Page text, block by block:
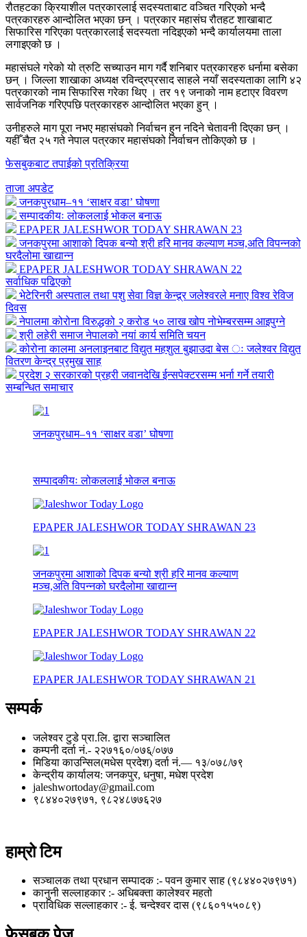
रौतहटका क्रियाशील पत्रकारलाई सदस्यताबाट वञ्चित गरिएको भन्दै
पत्रकारहरु आन्दोलित भएका छन् । पत्रकार महासंघ रौतहट शाखाबाट
सिफारिस गरिएका पत्रकारलाई सदस्यता नदिइएको भन्दै कार्यालयमा ताला
लगाइएको छ ।
महासंघले गरेको यो त्रुटि सच्याउन माग गर्दै शनिबार पत्रकारहरु धर्नामा बसेका
छन् । जिल्ला शाखाका अध्यक्ष रविन्द्रप्रसाद साहले नयाँ सदस्यताका लागि ४२
पत्रकारको नाम सिफारिस गरेका थिए । तर १९ जनाको नाम हटाएर विवरण
सार्वजनिक गरिएपछि पत्रकारहरु आन्दोलित भएका हुन् ।
उनीहरुले माग पूरा नभए महासंघको निर्वाचन हुन नदिने चेतावनी दिएका छन् ।
यहीँ चैत २५ गते नेपाल पत्रकार महासंघको निर्वाचन तोकिएको छ ।
फेसबुकबाट तपाईको प्रतिक्रिया
ताजा अपडेट
जनकपुरधाम–११ ‘साक्षर वडा’ घोषणा
सम्पादकीयः लोकललाई भोकल बनाऊ
EPAPER JALESHWOR TODAY SHRAWAN 23
जनकपुरमा आशाको दिपक बन्यो श्री हरि मानव कल्याण मञ्च,अति विपन्नको
घरदैलोमा खाद्यान्न
EPAPER JALESHWOR TODAY SHRAWAN 22
सर्वाधिक पढिएको
भेटेरिनरी अस्पताल तथा पशु सेवा विज्ञ केन्द्र्र जलेश्वरले मनाए विश्व रेविज
दिवस
नेपालमा कोरोना विरुद्धको २ करोड ५० लाख खोप नोभेम्बरसम्म आइपुग्ने
श्री लहेरी समाज नेपालको नयां कार्य समिति चयन
कोरोना कालमा अनलाइनबाट विद्युत महशुल बुझाउदा बेस ः जलेश्वर विद्युत
वितरण केन्द्र प्रमुख साह
प्रदेश २ सरकारको प्रहरी जवानदेखि ईन्सपेक्टरसम्म भर्ना गर्ने तयारी
सम्बन्धित समाचार
जनकपुरधाम–११ ‘साक्षर वडा’ घोषणा
सम्पादकीयः लोकललाई भोकल बनाऊ
EPAPER JALESHWOR TODAY SHRAWAN 23
जनकपुरमा आशाको दिपक बन्यो श्री हरि मानव कल्याण
मञ्च,अति विपन्नको घरदैलोमा खाद्यान्न
EPAPER JALESHWOR TODAY SHRAWAN 22
EPAPER JALESHWOR TODAY SHRAWAN 21
सम्पर्क
जलेश्वर टुडे प्रा.लि. द्वारा सञ्चालित
कम्पनी दर्ता नं.- २२७१६०/०७६्/०७७
मिडिया काउन्सिल(मधेस प्रदेश) दर्ता नं.— १३/०७८/७९
केन्द्रीय कार्यालय: जनकपुर, धनुषा, मधेश प्रदेश
jaleshwortoday@gmail.com
९८४४०२७९७१, ९८२४८७७६२७
हाम्रो टिम
सञ्चालक तथा प्रधान सम्पादक :- पवन कुमार साह (९८४४०२७९७१)
कानुनी सल्लाहकार :- अधिबक्ता कालेश्वर महतो
प्राविधिक सल्लाहकार :- ई. चन्देश्वर दास (९८६०१५५०८९)